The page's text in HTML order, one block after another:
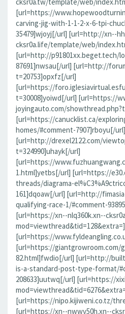
[url=https://
carving-jig-with-1-1-2-x-6-tpi-
35479]wjoyj[/url] [url=http://xn--
cksr0a.life/template/web/
[url=http://p91801xx.beget.tech/
87691]nwsau[/url] [url=http://
t=20753]opxfz[/url]
[url=https://
t=30008]yoiwd[/url] [url=https://
joyingauto.com/
[url=https://canucklist.ca/
homes/#comment-7907]rboyu[/url]
[url=http://drexel2122.com/
t=324990]uhayk[/url]
[url=https://
1.html]yetbs[/url] [url=https://
threads/diagrama-
161]dqoaw[/url] [url=http://
qualifying-race-1/#comment-
[url=https://xn--nlq360k.xn--
[url=https://
[url=https://giantgrowroom.com/
82.html]fwdio[/url] [url=http://
is-a-standard-post-type-format/
208633]uutwq[/url] [url=https://
[url=https://nipo.kijiweni.co.tz/
[url=https://xn--nwwv50h.xn--